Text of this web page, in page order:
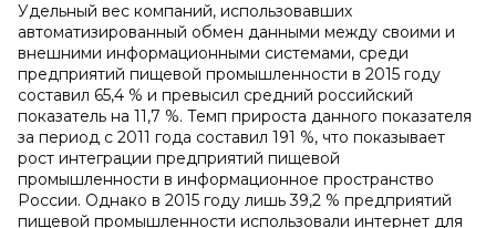
Удельный вес компаний, использовавших
автоматизированный обмен данными между своими и
внешними информационными системами, среди
предприятий пищевой промышленности в 2015 году
составил 65,4 % и превысил средний российский
показатель на 11,7 %. Темп прироста данного показателя
за период с 2011 года составил 191 %, что показывает
рост интеграции предприятий пищевой
промышленности в информационное пространство
России. Однако в 2015 году лишь 39,2 % предприятий
пищевой промышленности использовали интернет для